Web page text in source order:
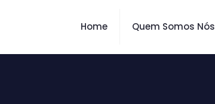
Home Quem Somos Nós